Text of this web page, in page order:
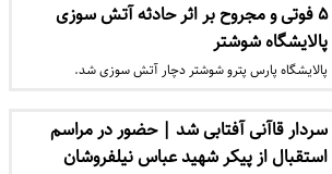
۵ فوتی و مجروح بر اثر حادثه آتش سوزی
پالایشگاه شوشتر
پالایشگاه پارس پترو شوشتر دچار آتش سوزی شد.
سردار قاآنی آفتابی شد | حضور در مراسم
استقبال از پیکر شهید عباس نیلفروشان